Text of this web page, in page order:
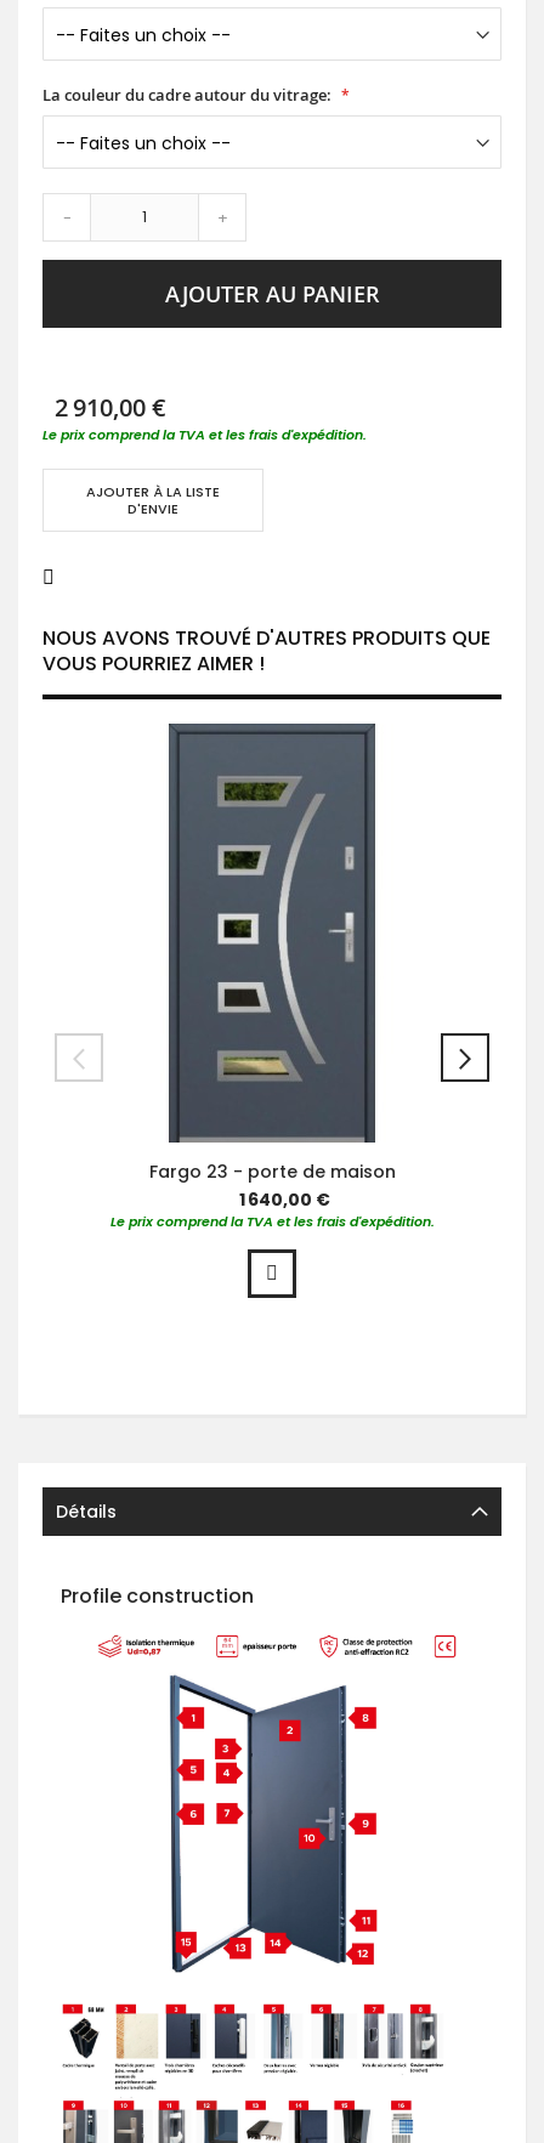
La couleur du cadre autour du vitrage:
- +
AJOUTER AU PANIER
2 910,00 €
Le prix comprend la TVA et les frais d'expédition.
AJOUTER À LA LISTE
D'ENVIE
NOUS AVONS TROUVÉ D'AUTRES PRODUITS QUE
VOUS POURRIEZ AIMER !
Fargo 23 - porte de maison
1 640,00 €
Le prix comprend la TVA et les frais d'expédition.
Détails